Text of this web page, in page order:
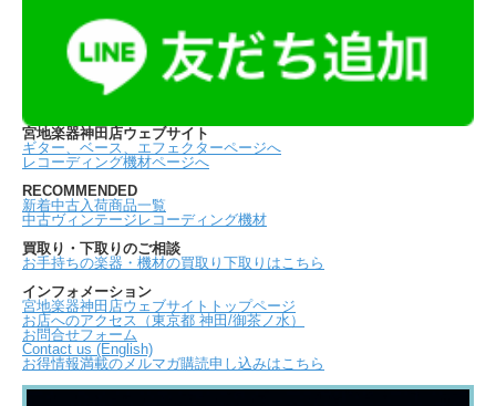
宮地楽器神田店ウェブサイト
ギター、ベース、エフェクターページへ
レコーディング機材ページへ
RECOMMENDED
新着中古入荷商品一覧
中古ヴィンテージレコーディング機材
買取り・下取りのご相談
お手持ちの楽器・機材の買取り下取りはこちら
インフォメーション
宮地楽器神田店ウェブサイトトップページ
お店へのアクセス（東京都 神田/御茶ノ水）
お問合せフォーム
Contact us (English)
お得情報満載のメルマガ購読申し込みはこちら